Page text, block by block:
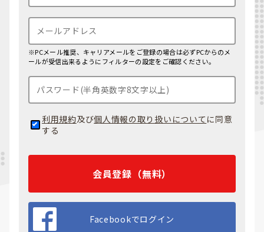
※PCメール推奨、キャリアメールをご登録の場合は必ずPCからのメ
ールが受信出来るようにフィルターの設定をご確認ください。
利用規約及び個人情報の取り扱いについて に同意
する
会員登録（無料）
Facebookでログイン